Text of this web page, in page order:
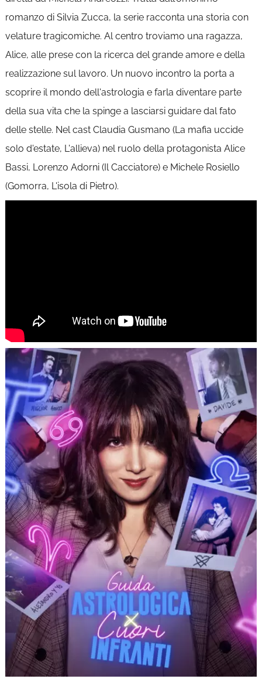
romanzo di Silvia Zucca, la serie racconta una storia con
velature tragicomiche. Al centro troviamo una ragazza,
Alice, alle prese con la ricerca del grande amore e della
realizzazione sul lavoro. Un nuovo incontro la porta a
scoprire il mondo dell'astrologia e farla diventare parte
della sua vita che la spinge a lasciarsi guidare dal fato
delle stelle. Nel cast Claudia Gusmano (La mafia uccide
solo d'estate, L'allieva) nel ruolo della protagonista Alice
Bassi, Lorenzo Adorni (Il Cacciatore) e Michele Rosiello
(Gomorra, L'isola di Pietro).